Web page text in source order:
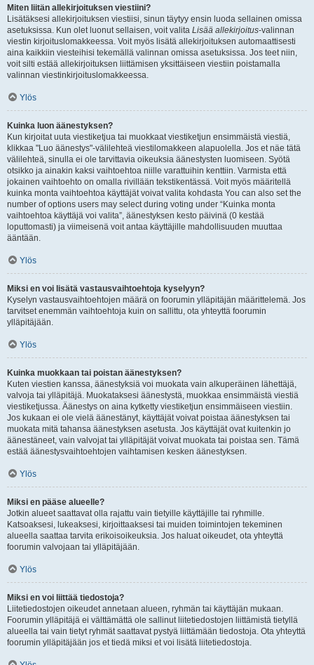
Miten liitän allekirjoituksen viestiini?
Lisätäksesi allekirjoituksen viestiisi, sinun täytyy ensin luoda sellainen omissa
asetuksissa. Kun olet luonut sellaisen, voit valita Lisää allekirjoitus-valinnan
viestin kirjoituslomakkeessa. Voit myös lisätä allekirjoituksen automaattisesti
aina kaikkiin viesteihisi tekemällä valinnan omissa asetuksissa. Jos teet niin,
voit silti estää allekirjoituksen liittämisen yksittäiseen viestiin poistamalla
valinnan viestinkirjoituslomakkeessa.
Ylös
Kuinka luon äänestyksen?
Kun kirjoitat uuta viestiketjua tai muokkaat viestiketjun ensimmäistä viestiä,
klikkaa "Luo äänestys"-välilehteä viestilomakkeen alapuolella. Jos et näe tätä
välilehteä, sinulla ei ole tarvittavia oikeuksia äänestysten luomiseen. Syötä
otsikko ja ainakin kaksi vaihtoehtoa niille varattuihin kenttiin. Varmista että
jokainen vaihtoehto on omalla rivillään tekstikentässä. Voit myös määritellä
kuinka monta vaihtoehtoa käyttäjät voivat valita kohdasta You can also set the
number of options users may select during voting under “Kuinka monta
vaihtoehtoa käyttäjä voi valita”, äänestyksen kesto päivinä (0 kestää
loputtomasti) ja viimeisenä voit antaa käyttäjille mahdollisuuden muuttaa
ääntään.
Ylös
Miksi en voi lisätä vastausvaihtoehtoja kyselyyn?
Kyselyn vastausvaihtoehtojen määrä on foorumin ylläpitäjän määrittelemä. Jos
tarvitset enemmän vaihtoehtoja kuin on sallittu, ota yhteyttä foorumin
ylläpitäjään.
Ylös
Kuinka muokkaan tai poistan äänestyksen?
Kuten viestien kanssa, äänestyksiä voi muokata vain alkuperäinen lähettäjä,
valvoja tai ylläpitäjä. Muokataksesi äänestystä, muokkaa ensimmäistä viestiä
viestiketjussa. Äänestys on aina kytketty viestiketjun ensimmäiseen viestiin.
Jos kukaan ei ole vielä äänestänyt, käyttäjät voivat poistaa äänestyksen tai
muokata mitä tahansa äänestyksen asetusta. Jos käyttäjät ovat kuitenkin jo
äänestäneet, vain valvojat tai ylläpitäjät voivat muokata tai poistaa sen. Tämä
estää äänestysvaihtoehtojen vaihtamisen kesken äänestyksen.
Ylös
Miksi en pääse alueelle?
Jotkin alueet saattavat olla rajattu vain tietyille käyttäjille tai ryhmille.
Katsoaksesi, lukeaksesi, kirjoittaaksesi tai muiden toimintojen tekeminen
alueella saattaa tarvita erikoisoikeuksia. Jos haluat oikeudet, ota yhteyttä
foorumin valvojaan tai ylläpitäjään.
Ylös
Miksi en voi liittää tiedostoja?
Liitetiedostojen oikeudet annetaan alueen, ryhmän tai käyttäjän mukaan.
Foorumin ylläpitäjä ei välttämättä ole sallinut liitetiedostojen liittämistä tietyllä
alueella tai vain tietyt ryhmät saattavat pystyä liittämään tiedostoja. Ota yhteyttä
foorumin ylläpitäjään jos et tiedä miksi et voi lisätä liitetiedostoja.